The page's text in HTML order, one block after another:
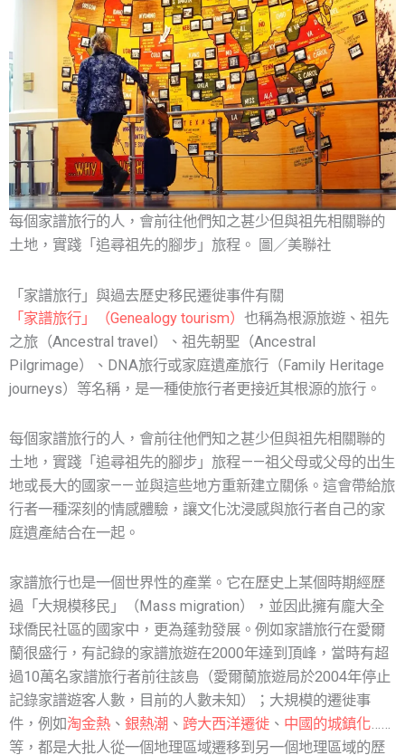
每個家譜旅行的人，會前往他們知之甚少但與祖先相關聯的
土地，實踐「追尋祖先的腳步」旅程。 圖／美聯社
「家譜旅行」與過去歷史移民遷徙事件有關
「家譜旅行」（Genealogy tourism） 也稱為根源旅遊、祖先
之旅（Ancestral travel）、祖先朝聖（Ancestral
Pilgrimage）、DNA旅行或家庭遺產旅行（Family Heritage
journeys）等名稱，是一種使旅行者更接近其根源的旅行。
每個家譜旅行的人，會前往他們知之甚少但與祖先相關聯的
土地，實踐「追尋祖先的腳步」旅程 ——祖父母或父母的出生
地或長大的國家—— 並與這些地方重新建立關係。這會帶給旅
行者一種深刻的情感體驗，讓文化沈浸感與旅行者自己的家
庭遺產結合在一起。
家譜旅行也是一個世界性的產業。它在歷史上某個時期經歷
過「大規模移民」（Mass migration），並因此擁有龐大全
球僑民社區的國家中，更為蓬勃發展。例如家譜旅行在愛爾
蘭很盛行，有記錄的家譜旅遊在2000年達到頂峰，當時有超
過10萬名家譜旅行者前往該島（愛爾蘭旅遊局於2004年停止
記錄家譜遊客人數，目前的人數未知）；大規模的遷徙事
件，例如淘金熱 、 銀熱潮 、 跨大西洋遷徙 、 中國的城鎮化
等，都是大批人從一個地理區域遷移到另一個地理區域的歷